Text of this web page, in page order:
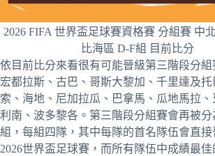
2026 FIFA 世界盃足球賽資格賽 分組賽 中
比海區 D-F組 目前比分
依目前比分來看很有可能晉級第三階段分組
宏都拉斯、古巴、哥斯大黎加、千里達及托
索、海地、尼加拉瓜、巴拿馬、瓜地馬拉、
利南、波多黎各。第三階段分組賽會再被分
組，每組四隊，其中每隊的首名隊伍會直接
2026世界盃足球賽，而所有隊伍中成績最